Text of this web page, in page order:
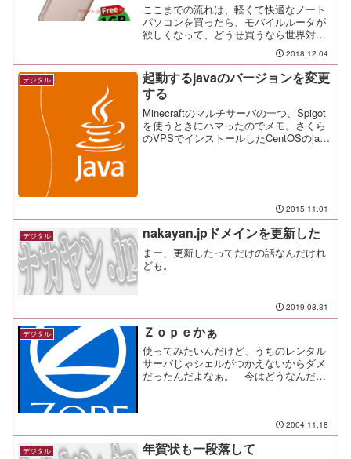
ここまでの流れは、軽くて快適なノート
パソコンを買ったら、モバイルルータが
欲しくなって、どうせ買うなら世界対応
2018.12.04
デジタル
起動するjavaのバージョンを変更
する
Minecraftのマルチサーバの一つ、Spigot
を使うときにハマったのでメモ。さくら
のVPSでインストールしたCentOSのjava
2015.11.01
デジタル nakayan.jpドメインを更新した
まー、更新したってだけの話なんだけれ
ども。
2019.08.31
デジタル Ｚｏｐｅかぁ
使ってみたいんだけど、うちのレンタル
サーバじゃシェルがつかえないからダメ
だったんだよなぁ。 今はどうなんだろ
2004.11.18
デジタル 年賀状も一段落して